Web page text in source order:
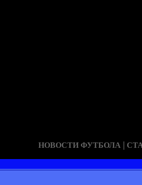
НОВОСТИ ФУТБОЛА |